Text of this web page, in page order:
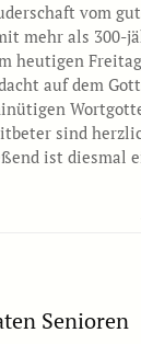
vom
mehr als 300-
heutigen
auf dem
sind
ist diesmal
Senioren